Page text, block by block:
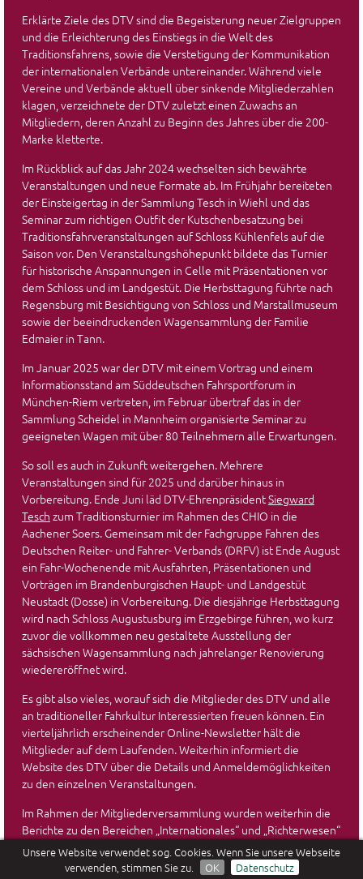
Unsere Website verwendet sog. Cookies. Wenn Sie unsere Webseite
verwenden, stimmen Sie zu.
OK Datenschutz
Erklärte Ziele des DTV sind die Begeisterung neuer Zielgruppen
und die Erleichterung des Einstiegs in die Welt des
Traditionsfahrens, sowie die Verstetigung der Kommunikation
der internationalen Verbände untereinander. Während viele
Vereine und Verbände aktuell über sinkende Mitgliederzahlen
klagen, verzeichnete der DTV zuletzt einen Zuwachs an
Mitgliedern, deren Anzahl zu Beginn des Jahres über die 200-
Marke kletterte.
Im Rückblick auf das Jahr 2024 wechselten sich bewährte
Veranstaltungen und neue Formate ab. Im Frühjahr bereiteten
der Einsteigertag in der Sammlung Tesch in Wiehl und das
Seminar zum richtigen Outfit der Kutschenbesatzung bei
Traditionsfahrveranstaltungen auf Schloss Kühlenfels auf die
Saison vor. Den Veranstaltungshöhepunkt bildete das Turnier
für historische Anspannungen in Celle mit Präsentationen vor
dem Schloss und im Landgestüt. Die Herbsttagung führte nach
Regensburg mit Besichtigung von Schloss und Marstallmuseum
sowie der beeindruckenden Wagensammlung der Familie
Edmaier in Tann.
Im Januar 2025 war der DTV mit einem Vortrag und einem
Informationsstand am Süddeutschen Fahrsportforum in
München-Riem vertreten, im Februar übertraf das in der
Sammlung Scheidel in Mannheim organisierte Seminar zu
geeigneten Wagen mit über 80 Teilnehmern alle Erwartungen.
So soll es auch in Zukunft weitergehen. Mehrere
Veranstaltungen sind für 2025 und darüber hinaus in
Vorbereitung. Ende Juni läd DTV-EhrenpräsidentSiegward
Tesch zum Traditionsturnier im Rahmen des CHIO in die
Aachener Soers. Gemeinsam mit der Fachgruppe Fahren des
Deutschen Reiter- und Fahrer- Verbands (DRFV) ist Ende August
ein Fahr-Wochenende mit Ausfahrten, Präsentationen und
Vorträgen im Brandenburgischen Haupt- und Landgestüt
Neustadt (Dosse) in Vorbereitung. Die diesjährige Herbsttagung
wird nach Schloss Augustusburg im Erzgebirge führen, wo kurz
zuvor die vollkommen neu gestaltete Ausstellung der
sächsischen Wagensammlung nach jahrelanger Renovierung
wiedereröffnet wird.
Es gibt also vieles, worauf sich die Mitglieder des DTV und alle
an traditioneller Fahrkultur Interessierten freuen können. Ein
vierteljährlich erscheinender Online-Newsletter hält die
Mitglieder auf dem Laufenden. Weiterhin informiert die
Website des DTV über die Details und Anmeldemöglichkeiten
zu den einzelnen Veranstaltungen.
Im Rahmen der Mitgliederversammlung wurden weiterhin die
Berichte zu den Bereichen „Internationales“ und „Richterwesen“
vorgestellt. Für die Richter wurde 2024 ein Codex zur
Bewertung bei Traditionsfahrveranstaltungen entwickelt, im